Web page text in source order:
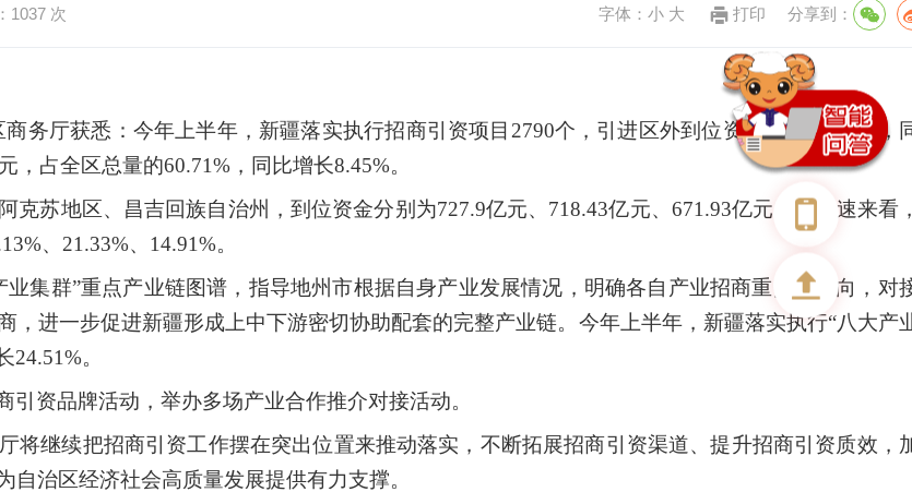
1037 次 字体： 小 大 打印 分享到：
务厅获悉：今年上半年，新疆落实执行招商引资项目2790个，引进区外到位资金4492.57亿元，
占全区总量的60.71%，同比增长8.45%。
克苏地区、昌吉回族自治州，到位资金分别为727.9亿元、718.43亿元、671.93亿元。按增速来看
、21.33%、14.91%。
业集群”重点产业链图谱，指导地州市根据自身产业发展情况，明确各自产业招商重点、方向，对
进一步促进新疆形成上中下游密切协助配套的完整产业链。今年上半年，新疆落实执行“八大产
。
资品牌活动，举办多场产业合作推介对接活动。
将继续把招商引资工作摆在突出位置来推动落实，不断拓展招商引资渠道、提升招商引资质效，
治区经济社会高质量发展提供有力支撑。